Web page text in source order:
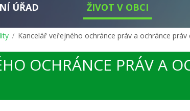
ÚŘAD ŽIVOT V OBCI
Kancelář veřejného ochránce práv a ochránce práv
OCHRÁNCE PRÁV A